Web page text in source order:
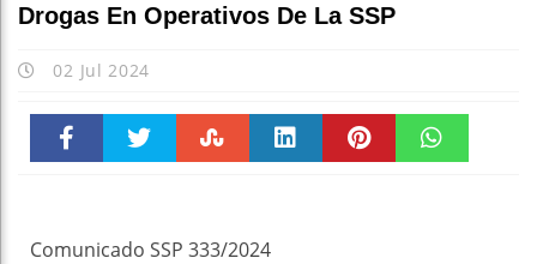
Drogas En Operativos De La SSP
02 Jul 2024
Comunicado SSP 333/2024